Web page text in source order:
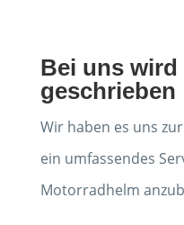
Bei uns
geschrieben
Wir haben es uns
ein umfassendes
Motorradhelm